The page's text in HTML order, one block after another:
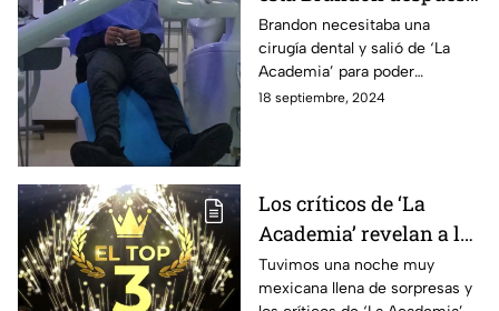
de su cirugía dental?
Brandon necesitaba una
cirugía dental y salió de ‘La
Academia’ para poder
realizarla. Sin embargo, parece
18 septiembre, 2024
Los críticos de ‘La
Academia’ revelan a los
mejores alumnos de la
semana
Tuvimos una noche muy
mexicana llena de sorpresas y